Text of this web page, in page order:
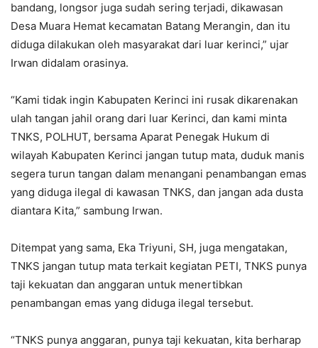
bandang, longsor juga sudah sering terjadi, dikawasan
Desa Muara Hemat kecamatan Batang Merangin, dan itu
diduga dilakukan oleh masyarakat dari luar kerinci,” ujar
Irwan didalam orasinya.
“Kami tidak ingin Kabupaten Kerinci ini rusak dikarenakan
ulah tangan jahil orang dari luar Kerinci, dan kami minta
TNKS, POLHUT, bersama Aparat Penegak Hukum di
wilayah Kabupaten Kerinci jangan tutup mata, duduk manis
segera turun tangan dalam menangani penambangan emas
yang diduga ilegal di kawasan TNKS, dan jangan ada dusta
diantara Kita,” sambung Irwan.
Ditempat yang sama, Eka Triyuni, SH, juga mengatakan,
TNKS jangan tutup mata terkait kegiatan PETI, TNKS punya
taji kekuatan dan anggaran untuk menertibkan
penambangan emas yang diduga ilegal tersebut.
“TNKS punya anggaran, punya taji kekuatan, kita berharap